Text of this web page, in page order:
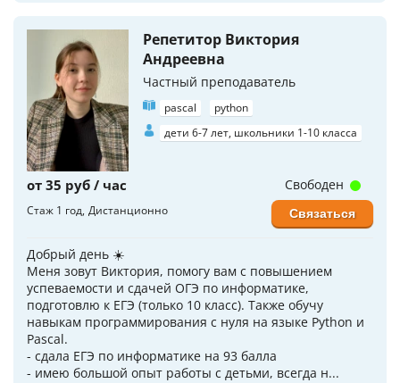
Репетитор Виктория
Андреевна
Частный преподаватель
pascal
python
дети 6-7 лет, школьники 1-10 класса
от 35 руб / час
Стаж 1 год Дистанционно
Добрый день ☀️
Меня зовут Виктория, помогу вам с повышением
успеваемости и сдачей ОГЭ по информатике,
подготовлю к ЕГЭ (только 10 класс). Тaкже обучу
нaвыкам пpoграммировaния с нуля на языке Рythоn и
Pascal.
- сдала ЕГЭ по информатике на 93 балла
- имею большой опыт работы с детьми, всегда н...
Свободен
Связаться